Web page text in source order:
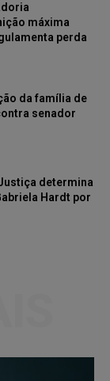
máxima
perda
da família de
senador
determina
Hardt por